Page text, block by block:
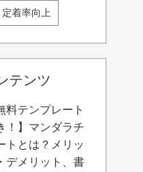
定着率向上
テンツ
料テンプレート
！】マンダラチ
トとは？メリッ
デメリット、書